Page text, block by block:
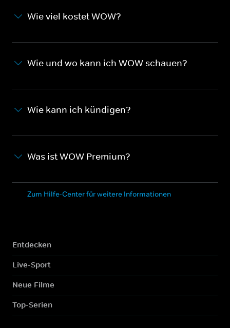
Wie viel kostet WOW?
Wie und wo kann ich WOW schauen?
Wie kann ich kündigen?
Was ist WOW Premium?
Zum Hilfe-Center für weitere Informationen
Entdecken
Live-Sport
Neue Filme
Top-Serien